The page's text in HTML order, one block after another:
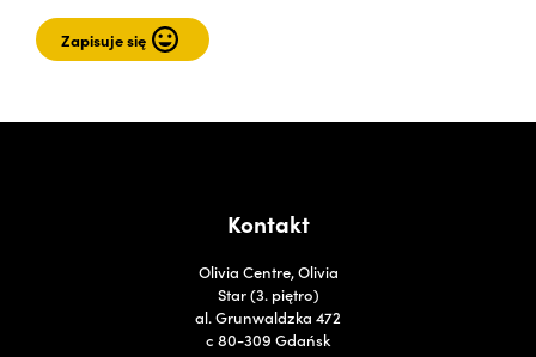
Kontakt
Olivia Centre, Olivia
Star (3. piętro)
al. Grunwaldzka 472
c 80-309 Gdańsk